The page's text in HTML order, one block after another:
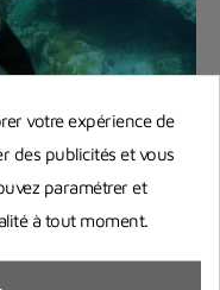
votre expérience de
des publicités et vous
paramétrer et
à tout moment.